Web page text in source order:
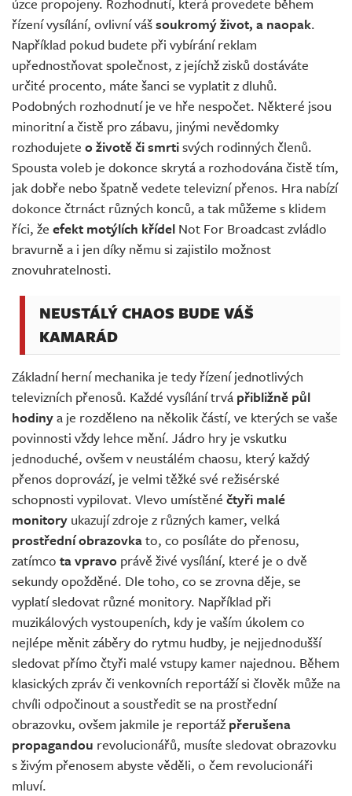
řízení vysílání, ovlivní vášsoukromý život, a naopak.
Například pokud budete při vybírání reklam
upřednostňovat společnost, z jejíchž zisků dostáváte
určité procento, máte šanci se vyplatit z dluhů.
Podobných rozhodnutí je ve hře nespočet. Některé jsou
minoritní a čistě pro zábavu, jinými nevědomky
rozhodujete o životě či smrtisvých rodinných členů.
Spousta voleb je dokonce skrytá a rozhodována čistě tím,
jak dobře nebo špatně vedete televizní přenos. Hra nabízí
dokonce čtrnáct různých konců, a tak můžeme s klidem
říci, že efekt motýlích křídel Not For Broadcast zvládlo
bravurně a i jen díky němu si zajistilo možnost
znovuhratelnosti.
NEUSTÁLÝ CHAOS BUDE VÁŠ
KAMARÁD
Základní herní mechanika je tedy řízení jednotlivých
televizních přenosů. Každé vysílání trvá přibližně půl
hodinya je rozděleno na několik částí, ve kterých se vaše
povinnosti vždy lehce mění. Jádro hry je vskutku
jednoduché, ovšem v neustálém chaosu, který každý
přenos doprovází, je velmi těžké své režisérské
schopnosti vypilovat. Vlevo umístěné čtyři malé
monitory ukazují zdroje z různých kamer, velká
prostřední obrazovkato, co posíláte do přenosu,
zatímco ta vpravo právě živé vysílání, které je o dvě
sekundy opožděné. Dle toho, co se zrovna děje, se
vyplatí sledovat různé monitory. Například při
muzikálových vystoupeních, kdy je vaším úkolem co
nejlépe měnit záběry do rytmu hudby, je nejjednodušší
sledovat přímo čtyři malé vstupy kamer najednou. Během
klasických zpráv či venkovních reportáží si člověk může na
chvíli odpočinout a soustředit se na prostřední
obrazovku, ovšem jakmile je reportáž přerušena
propagandou revolucionářů, musíte sledovat obrazovku
s živým přenosem abyste věděli, o čem revolucionáři
mluví.